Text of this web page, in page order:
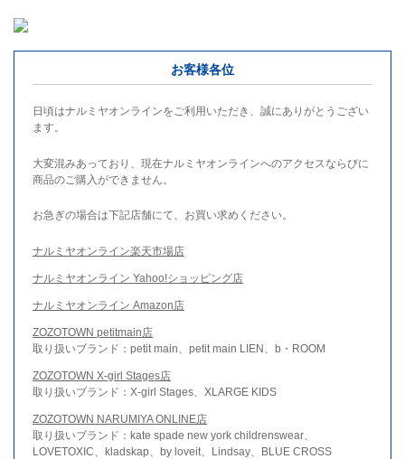
お客様各位
日頃はナルミヤオンラインをご利用いただき、誠にありがとうござい
ます。
大変混みあっており、現在ナルミヤオンラインへのアクセスならびに
商品のご購入ができません。
お急ぎの場合は下記店舗にて、お買い求めください。
ナルミヤオンライン楽天市場店
ナルミヤオンライン Yahoo!ショッピング店
ナルミヤオンライン Amazon店
ZOZOTOWN petitmain店
取り扱いブランド：petit main、petit main LIEN、b・ROOM
ZOZOTOWN X-girl Stages店
取り扱いブランド：X-girl Stages、XLARGE KIDS
ZOZOTOWN NARUMIYA ONLINE店
取り扱いブランド：kate spade new york childrenswear、
LOVETOXIC、kladskap、by loveit、Lindsay、BLUE CROSS